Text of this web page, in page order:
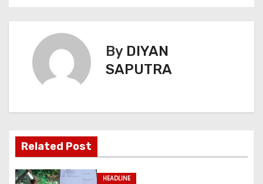
By DIYAN
SAPUTRA
Related Post
HEADLINE